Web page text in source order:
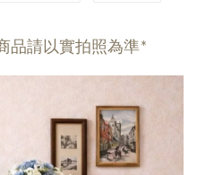
品請以實拍照為準*